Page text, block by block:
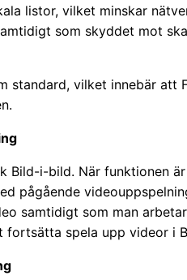
listor, vilket minskar
som skyddet mot
standard, vilket innebär att
Bild-i-bild. När funktionen
pågående
samtidigt som man
fortsätta spela upp videor i